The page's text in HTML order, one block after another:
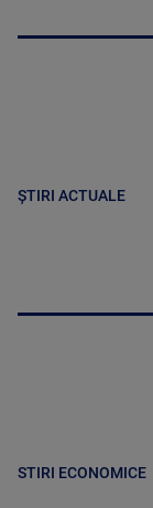
ȘTIRI ACTUALE
STIRI ECONOMICE